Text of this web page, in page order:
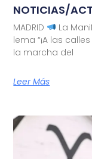
NOTICIAS/
MADRID
La
lema “¡A las
la marcha del
Leer Más